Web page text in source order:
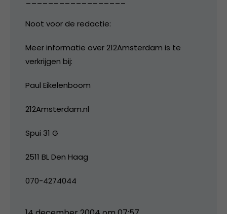
Noot voor de redactie:
Meer informatie over 212Amsterdam is te
verkrijgen bij:
Paul Eikelenboom
212Amsterdam.nl
Spui 31 G
2511 BL Den Haag
070-4274044